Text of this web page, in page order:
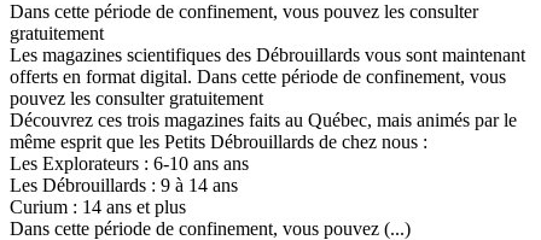
Dans cette période de confinement, vous pouvez les consulter
gratuitement
Les magazines scientifiques des Débrouillards vous sont maintenant
offerts en format digital. Dans cette période de confinement, vous
pouvez les consulter gratuitement
Découvrez ces trois magazines faits au Québec, mais animés par le
même esprit que les Petits Débrouillards de chez nous :
Les Explorateurs : 6-10 ans ans
Les Débrouillards : 9 à 14 ans
Curium : 14 ans et plus
Dans cette période de confinement, vous pouvez (...)